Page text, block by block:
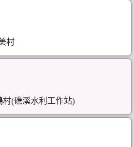
村
村(礁溪水利工作站)